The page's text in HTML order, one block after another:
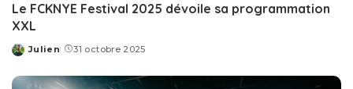
Le FCKNYE Festival 2025 dévoile sa programmation
XXL
Posted
Julien 31 octobre 2025